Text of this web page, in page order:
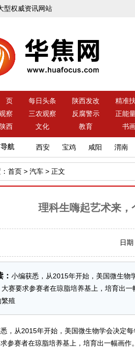
型权威资讯网站
每日头条 陕西发改 精准
察
三农观察 反腐警示 正能
西
文化 教育 书
航 西安 宝鸡 咸阳 渭南
首页 > 汽车 > 正文
理科生嗨起艺术来
日期
： 小编获悉，从2015年开始，美国微生物
大赛要求参赛者在琼脂培养基上，培育出
殖
，从2015年开始，美国微生物学会决定
参赛者在琼脂培养基上，培育出一幅画作